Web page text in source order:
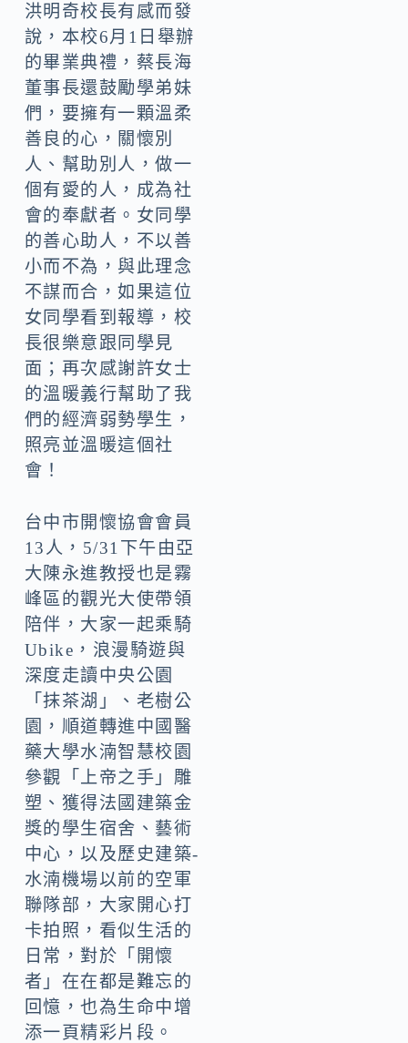
洪明奇校長有感而發
說，本校6月1日舉辦
的畢業典禮，蔡長海
董事長還鼓勵學弟妹
們，要擁有一顆溫柔
善良的心，關懷別
人、幫助別人，做一
個有愛的人，成為社
會的奉獻者。女同學
的善心助人，不以善
小而不為，與此理念
不謀而合，如果這位
女同學看到報導，校
長很樂意跟同學見
面；再次感謝許女士
的溫暖義行幫助了我
們的經濟弱勢學生，
照亮並溫暖這個社
會！
台中市開懷協會會員
13人，5/31下午由亞
大陳永進教授也是霧
峰區的觀光大使帶領
陪伴，大家一起乘騎
Ubike，浪漫騎遊與
深度走讀中央公園
「抹茶湖」、老樹公
園，順道轉進中國醫
藥大學水湳智慧校園
參觀「上帝之手」雕
塑、獲得法國建築金
獎的學生宿舍、藝術
中心，以及歷史建築-
水湳機場以前的空軍
聯隊部，大家開心打
卡拍照，看似生活的
日常，對於「開懷
者」在在都是難忘的
回憶，也為生命中增
添一頁精彩片段。